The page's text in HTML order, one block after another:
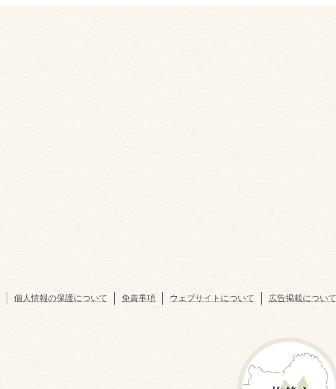
個人情報の保護について 免責事項 ウェブサイトについて 広告掲載について